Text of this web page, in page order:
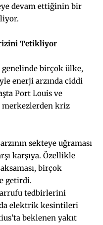
devam ettiğinin bir
Tetikliyor
birçok ülke,
enerji arzında ciddi
Port Louis ve
merkezlerden kriz
sekteye uğraması
karşıya. Özellikle
birçok
getirdi.
tedbirlerini
elektrik kesintileri
beklenen yakıt